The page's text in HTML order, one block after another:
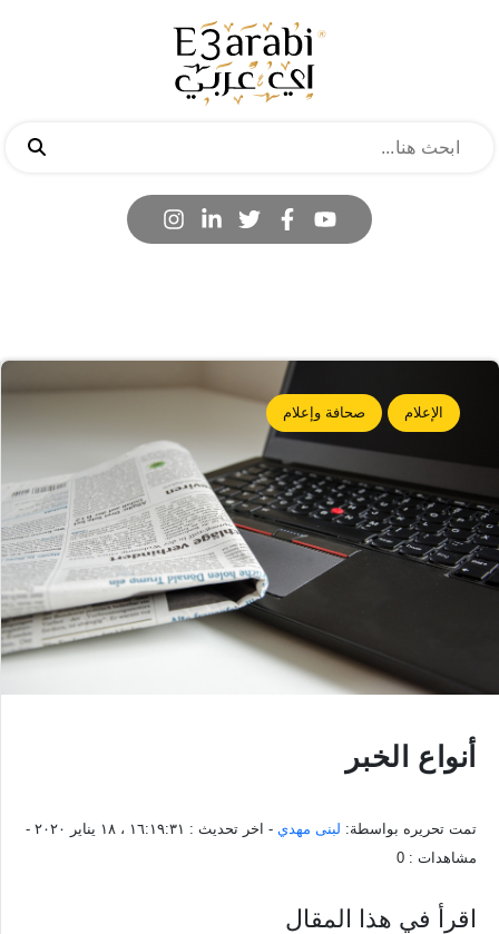
الإعلام صحافة وإعلام
أنواع الخبر
تمت تحريره بواسطة: لبنى مهدي - اخر تحديث : ١٦:١٩:٣١ ، ١٨ يناير ٢٠٢٠
-
مشاهدات : 0
اقرأ في هذا المقال